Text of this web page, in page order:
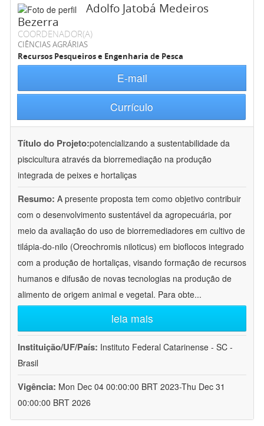
Adolfo Jatobá Medeiros
Bezerra
COORDENADOR(A)
CIÊNCIAS AGRÁRIAS
Recursos Pesqueiros e Engenharia de Pesca
E-mail
Currículo
Título do Projeto:potencializando a sustentabilidade da
piscicultura através da biorremediação na produção
integrada de peixes e hortaliças
Resumo: A presente proposta tem como objetivo contribuir
com o desenvolvimento sustentável da agropecuária, por
meio da avaliação do uso de biorremediadores em cultivo de
tilápia-do-nilo (Oreochromis niloticus) em bioflocos integrado
com a produção de hortaliças, visando formação de recursos
humanos e difusão de novas tecnologias na produção de
alimento de origem animal e vegetal. Para obte...
leia mais
Instituição/UF/País: Instituto Federal Catarinense - SC -
Brasil
Vigência: Mon Dec 04 00:00:00 BRT 2023-Thu Dec 31
00:00:00 BRT 2026